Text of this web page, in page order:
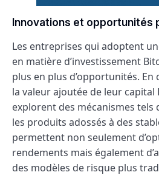
Innovations et opportunités
Les entreprises qui adoptent
en matière d’investissement
plus en plus d’opportunités.
la valeur ajoutée de leur capital
explorent des mécanismes tels
les produits adossés à des
permettent non seulement
rendements mais également
des modèles de risque plus